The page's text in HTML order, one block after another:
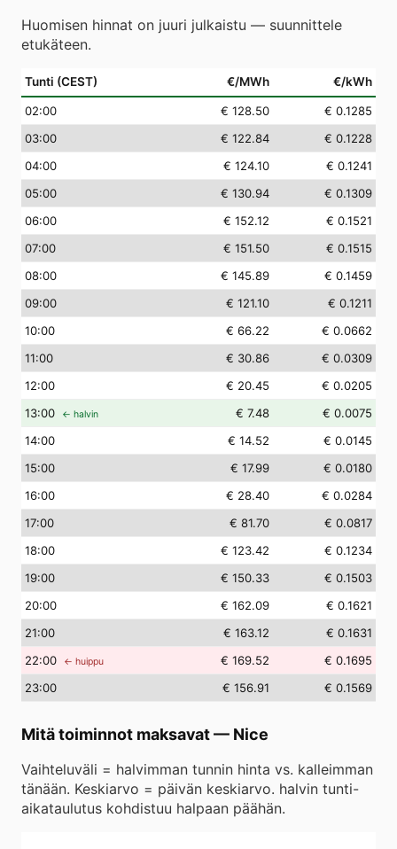
Huomisen hinnat on juuri julkaistu — suunnittele
etukäteen.
Tunti (CEST) €/MWh €/kWh
02:00 € 128.50
€ 0.1285
03:00 € 122.84
€ 0.1228
04:00 € 124.10
€ 0.1241
05:00 € 130.94
€ 0.1309
06:00 € 152.12
€ 0.1521
07:00 € 151.50
€ 0.1515
08:00 € 145.89
€ 0.1459
09:00 € 121.10
€ 0.1211
10:00 € 66.22
€ 0.0662
11:00 € 30.86
€ 0.0309
12:00 € 20.45
€ 0.0205
13:00 ← halvin € 7.48
€ 0.0075
14:00 € 14.52
€ 0.0145
15:00 € 17.99
€ 0.0180
16:00 € 28.40
€ 0.0284
17:00 € 81.70
€ 0.0817
18:00 € 123.42
€ 0.1234
19:00 € 150.33
€ 0.1503
20:00 € 162.09
€ 0.1621
21:00 € 163.12
€ 0.1631
22:00 ← huippu € 169.52
€ 0.1695
23:00 € 156.91 € 0.1569
Mitä toiminnot maksavat— Nice
Vaihteluväli = halvimman tunnin hinta vs. kalleimman
tänään. Keskiarvo = päivän keskiarvo. halvin tunti-
aikataulutus kohdistuu halpaan päähän.